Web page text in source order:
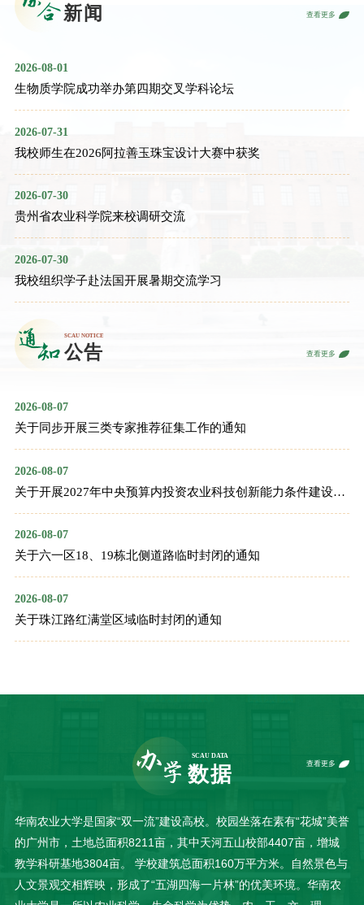
查看更多
2026-08-01
生物质学院成功举办第四期交叉学科论坛
2026-07-31
我校师生在2026阿拉善玉珠宝设计大赛中获奖
2026-07-30
贵州省农业科学院来校调研交流
2026-07-30
我校组织学子赴法国开展暑期交流学习
查看更多
2026-08-07
关于同步开展三类专家推荐征集工作的通知
2026-08-07
关于开展2027年中央预算内投资农业科技创新能力条件建设项
2026-08-07
关于六一区18、19栋北侧道路临时封闭的通知
2026-08-07
关于珠江路红满堂区域临时封闭的通知
查看更多
华南农业大学是国家“双一流”建设高校。校园坐落在素有“花城”美誉
的广州市，土地总面积8211亩，其中天河五山校部4407亩，增城
教学科研基地3804亩。 学校建筑总面积160万平方米。自然景色与
人文景观交相辉映，形成了“五湖四海一片林”的优美环境。华南农